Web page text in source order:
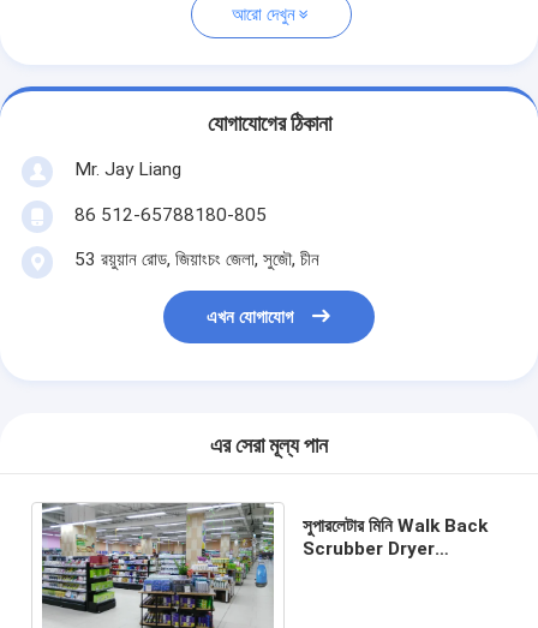
আরো দেখুন
যোগাযোগের ঠিকানা
Mr. Jay Liang
86 512-65788180-805
53 রয়ুয়ান রোড, জিয়াংচং জেলা, সুজৌ, চীন
এখন যোগাযোগ
এর সেরা মূল্য পান
সুপারলেটার মিনি Walk Back
Scrubber Dryer